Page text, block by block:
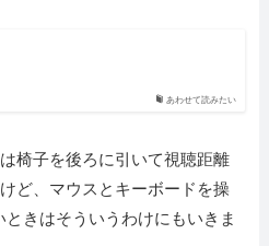
あわせて読みたい
椅子を後ろに引いて視聴距離
ど、マウスとキーボードを操
きはそういうわけにもいきま